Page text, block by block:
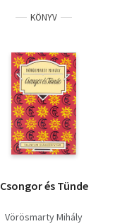
KÖNYV
Csongor és Tünde
Vörösmarty Mihály